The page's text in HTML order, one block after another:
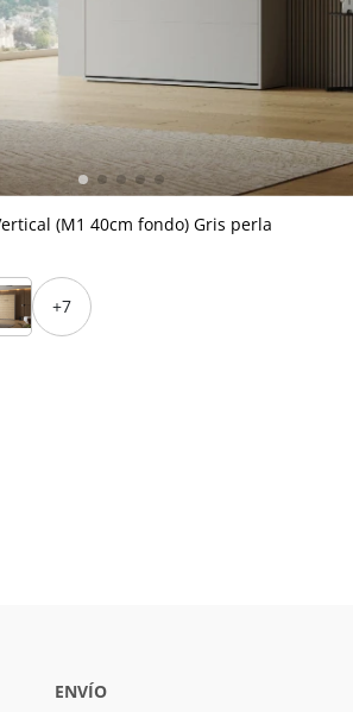
(M1 40cm fondo) Gris perla
+7
ENVÍO